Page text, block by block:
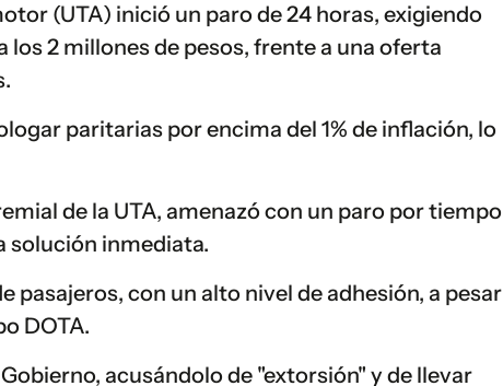
(UTA) inició un paro de 24 horas, exigiendo
2 millones de pesos, frente a una oferta
paritarias por encima del 1% de inflación, lo
de la UTA, amenazó con un paro por tiempo
solución inmediata.
pasajeros, con un alto nivel de adhesión, a pesar
DOTA.
acusándolo de "extorsión" y de llevar